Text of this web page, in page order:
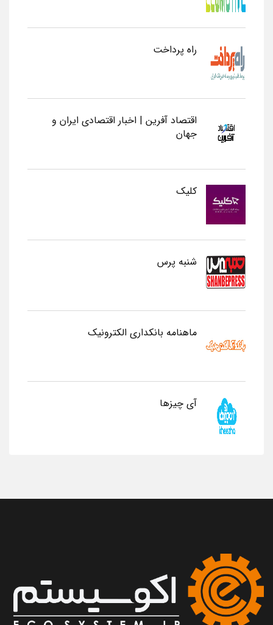
راه پرداخت
اقتصاد آفرین | اخبار اقتصادی ایران و
جهان
کلیک
شنبه پرس
ماهنامه بانکداری الکترونیک
آی چیزها